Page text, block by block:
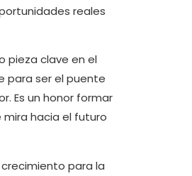
reales
pieza clave en el
para ser el puente
Es un honor formar
hacia el futuro
para la